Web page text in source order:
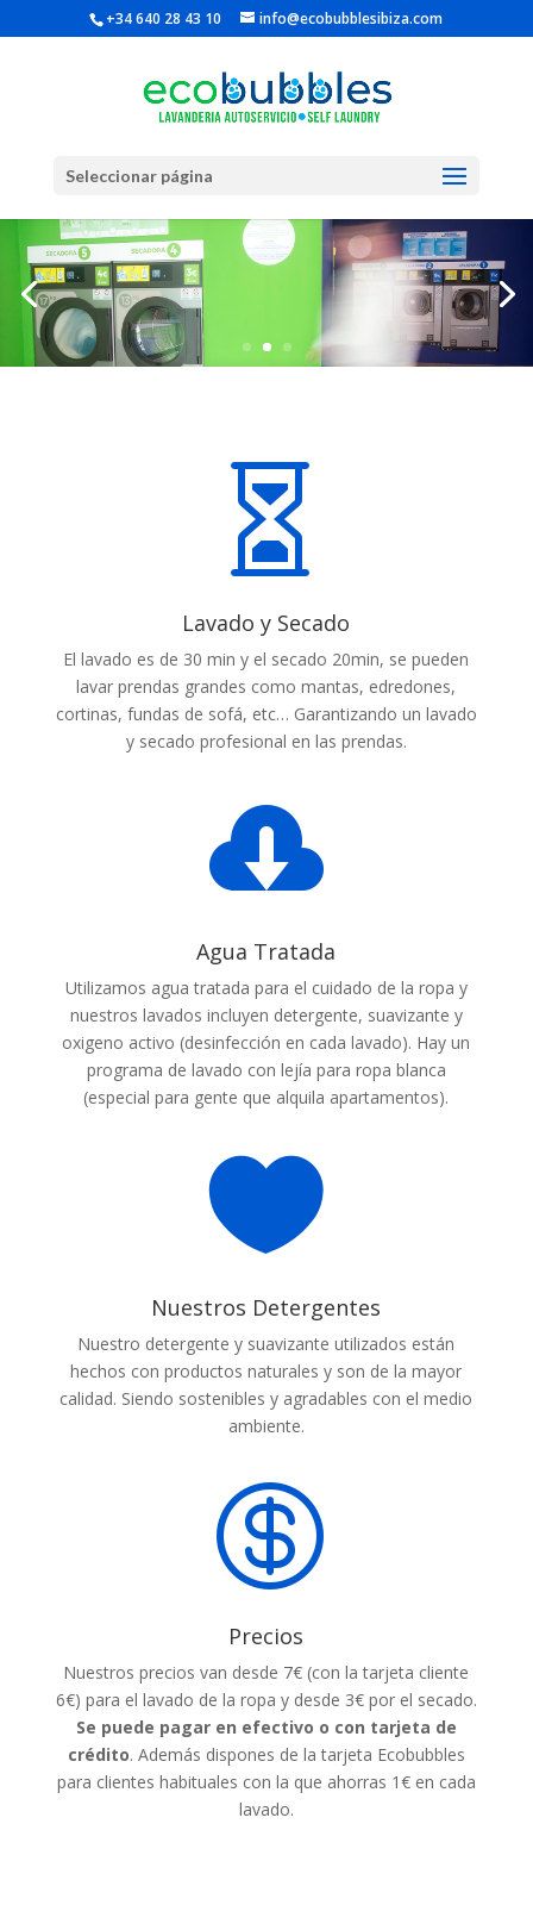
+34 640 28 43 10 info@ecobubblesibiza.com
Seleccionar página

Lavado y Secado
El lavado es de 30 min y el secado 20min, se pueden
lavar prendas grandes como mantas, edredones,
cortinas, fundas de sofá, etc… Garantizando un lavado
y secado profesional en las prendas.

Agua Tratada
Utilizamos agua tratada para el cuidado de la ropa y
nuestros lavados incluyen detergente, suavizante y
oxigeno activo (desinfección en cada lavado). Hay un
programa de lavado con lejía para ropa blanca
(especial para gente que alquila apartamentos).

Nuestros Detergentes
Nuestro detergente y suavizante utilizados están
hechos con productos naturales y son de la mayor
calidad. Siendo sostenibles y agradables con el medio
ambiente.

Precios
Nuestros precios van desde 7€ (con la tarjeta cliente
6€) para el lavado de la ropa y desde 3€ por el secado.
Se puede pagar en efectivo o con tarjeta de
crédito. Además dispones de la tarjeta Ecobubbles
para clientes habituales con la que ahorras 1€ en cada
lavado.